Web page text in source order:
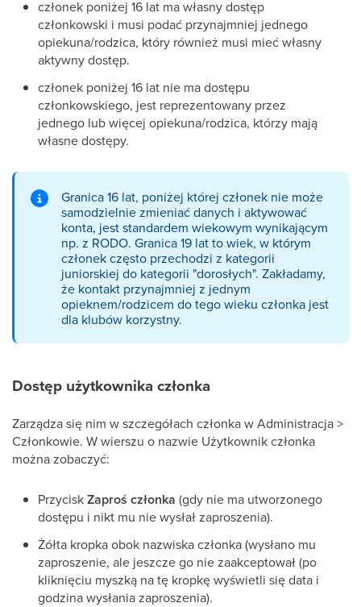
członek poniżej 16 lat ma własny dostęp
członkowski i musi podać przynajmniej jednego
opiekuna/rodzica, który również musi mieć własny
aktywny dostęp.
członek poniżej 16 lat nie ma dostępu
członkowskiego, jest reprezentowany przez
jednego lub więcej opiekuna/rodzica, którzy mają
własne dostępy.
Granica 16 lat, poniżej której członek nie może
samodzielnie zmieniać danych i aktywować
konta, jest standardem wiekowym wynikającym
np. z RODO. Granica 19 lat to wiek, w którym
członek często przechodzi z kategorii
juniorskiej do kategorii "dorosłych". Zakładamy,
że kontakt przynajmniej z jednym
opieknem/rodzicem do tego wieku członka jest
dla klubów korzystny.
Dostęp użytkownika członka
Zarządza się nim w szczegółach członka w Administracja >
Członkowie. W wierszu o nazwie Użytkownik członka
można zobaczyć:
PrzyciskZaproś członka (gdy nie ma utworzonego
dostępu i nikt mu nie wysłał zaproszenia).
Żółta kropka obok nazwiska członka (wysłano mu
zaproszenie, ale jeszcze go nie zaakceptował (po
kliknięciu myszką na tę kropkę wyświetli się data i
godzina wysłania zaproszenia).